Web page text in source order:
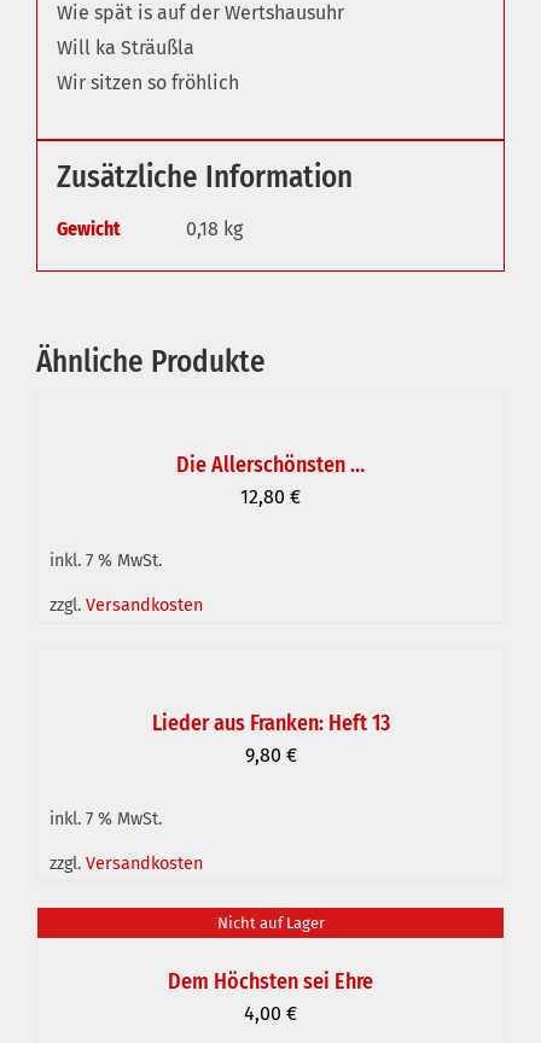
Wie spät is auf der Wertshausuhr
Will ka Sträußla
Wir sitzen so fröhlich
Zusätzliche Information
Gewicht 0,18 kg
Ähnliche Produkte
Die Allerschönsten …
12,80 €
inkl. 7 % MwSt.
zzgl. Versandkosten
Lieder aus Franken: Heft 13
9,80 €
inkl. 7 % MwSt.
zzgl. Versandkosten
Nicht auf Lager
Dem Höchsten sei Ehre
4,00 €